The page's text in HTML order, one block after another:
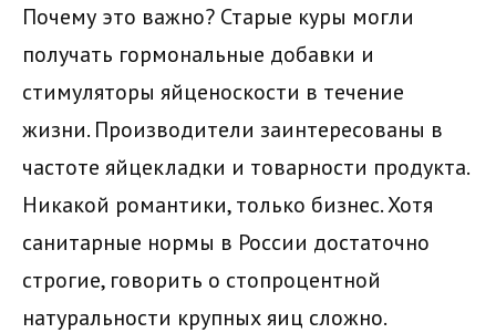
Почему это важно? Старые куры могли
получать гормональные добавки и
стимуляторы яйценоскости в течение
жизни. Производители заинтересованы в
частоте яйцекладки и товарности продукта.
Никакой романтики, только бизнес. Хотя
санитарные нормы в России достаточно
строгие, говорить о стопроцентной
натуральности крупных яиц сложно.